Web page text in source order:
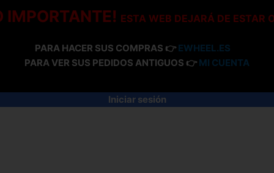
IMPORTANTE! ESTA WEB DEJARÁ DE ESTAR
PARA HACER SUS COMPRAS 👉 EWHEEL.ES
PARA VER SUS PEDIDOS ANTIGUOS 👉 MI CUENTA
Iniciar sesión